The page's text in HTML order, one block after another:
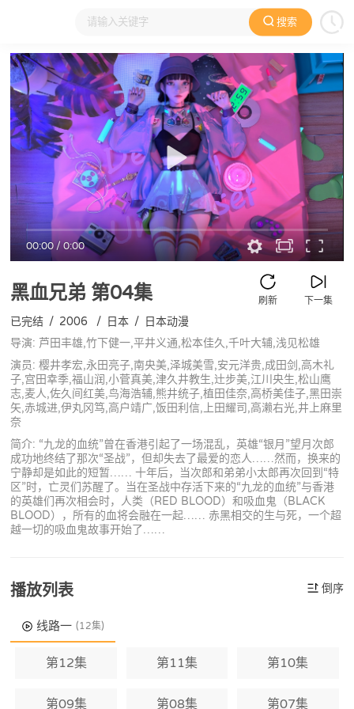
搜索
大家在看 日本动漫 国产动漫 欧美动漫 动漫电影
00:00/0:00
黑血兄弟 第04集 下一集
刷新
已完结 / 2006 / 日本 / 日本动漫
导演: 芦田丰雄,竹下健一,平井义通,松本佳久,千叶大辅,浅见松雄
演员: 樱井孝宏,永田亮子,南央美,泽城美雪,安元洋贵,成田剑,高木礼
子,宫田幸季,福山润,小菅真美,津久井教生,辻步美,江川央生,松山鹰
志,麦人,佐久间红美,鸟海浩辅,熊井统子,植田佳奈,高桥美佳子,黑田崇
矢,赤城进,伊丸冈笃,高户靖广,饭田利信,上田耀司,高濑右光,井上麻里
奈
简介: “九龙的血统”曾在香港引起了一场混乱，英雄“银月”望月次郎
成功地终结了那次“圣战”，但却失去了最爱的恋人……然而，换来的
宁静却是如此的短暂…… 十年后，当次郎和弟弟小太郎再次回到“特
区”时，亡灵们苏醒了。当在圣战中存活下来的“九龙的血统”与香港
的英雄们再次相会时，人类（RED BLOOD）和吸血鬼（BLACK
BLOOD），所有的血将会融在一起…… 赤黑相交的生与死，一个超
越一切的吸血鬼故事开始了……
播放列表 倒序
线路一 (12集)
第12集 第11集 第10集
第09集 第08集 第07集